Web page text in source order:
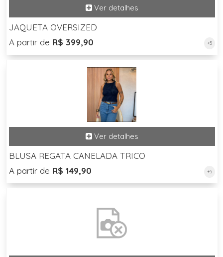
JAQUETA OVERSIZED
A partir de R$ 399,90 +5
BLUSA REGATA CANELADA TRICO
A partir de R$ 149,90 +5